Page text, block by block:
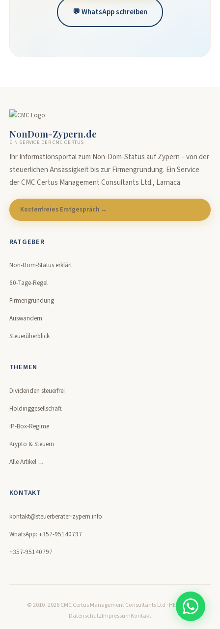
💬 WhatsApp schreiben
NonDom-Zypern.de
EIN SERVICE DER CMC CERTUS
Ihr Informationsportal zum Non-Dom-Status auf Zypern – von der
steuerlichen Ansässigkeit bis zur Firmengründung. Ein Service
der CMC Certus Management Consultants Ltd., Larnaca.
Kostenfreies Erstgespräch →
RATGEBER
Non-Dom-Status erklärt
60-Tage-Regel
Firmengründung
Auswandern
Steuerüberblick
THEMEN
Dividenden steuerfrei
Holdinggesellschaft
IP-Box-Regime
Krypto & Steuern
Alle Artikel →
KONTAKT
kontakt@steuerberater-zypern.info
WhatsApp: +357-95140797
+357-95140797
© 2010–2026 CMC Certus Management Consultants Ltd · HE320171
DatenschutzImpressumKontakt